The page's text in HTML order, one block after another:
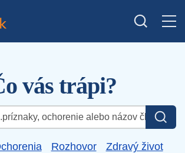
vás trápi?
Rozhovor Zdravý život